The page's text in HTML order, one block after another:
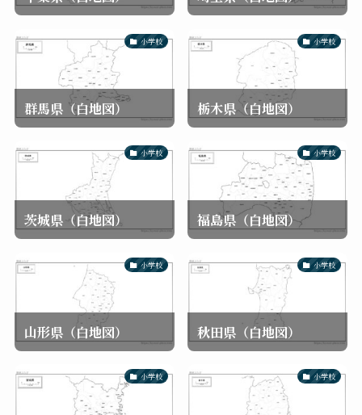
小学校
群馬県（白地図）
小学校
栃木県（白地図）
小学校
茨城県（白地図）
小学校
福島県（白地図）
小学校
山形県（白地図）
小学校
秋田県（白地図）
小学校 小学校